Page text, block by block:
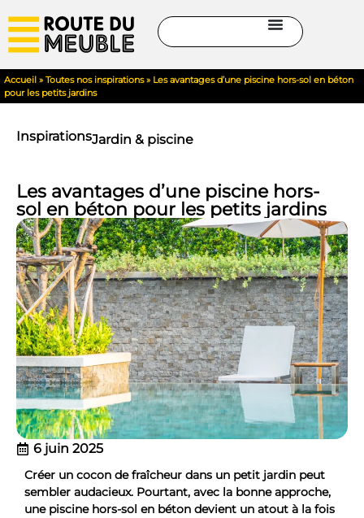
Accueil » Toutes nos inspirations» Les avantages d’une piscine hors-sol en béton
pour les petits jardins
InspirationsJardin & piscine
Les avantages d’une piscine hors-
sol en béton pour les petits jardins
6 juin 2025
Créer un cocon de fraîcheur dans un petit jardin peut
sembler audacieux. Pourtant, avec la bonne approche,
une piscine hors-sol en béton devient un atout à la fois